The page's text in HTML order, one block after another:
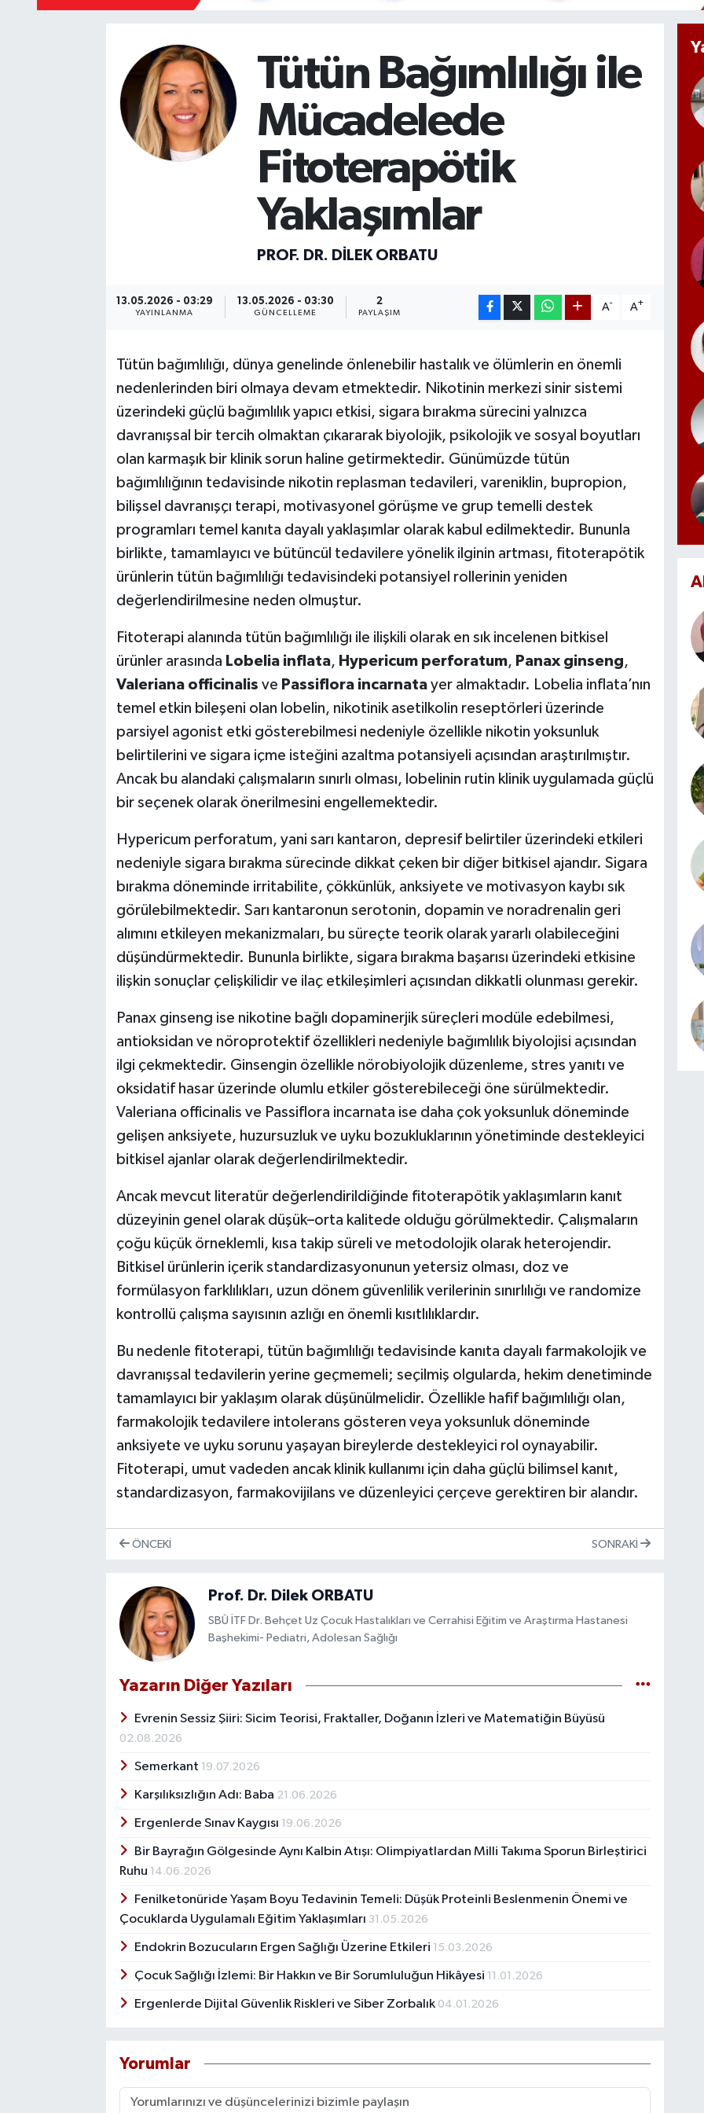
Tütün Bağımlılığı ile
Mücadelede
Fitoterapötik
Yaklaşımlar
PROF. DR. DILEK ORBATU
13.05.2026 - 03:29
YAYINLANMA
13.05.2026 - 03:30
GÜNCELLEME
2
PAYLAŞIM
A- A+
Tütün bağımlılığı, dünya genelinde önlenebilir hastalık ve ölümlerin en önemli
nedenlerinden biri olmaya devam etmektedir. Nikotinin merkezi sinir sistemi
üzerindeki güçlü bağımlılık yapıcı etkisi, sigara bırakma sürecini yalnızca
davranışsal bir tercih olmaktan çıkararak biyolojik, psikolojik ve sosyal boyutları
olan karmaşık bir klinik sorun haline getirmektedir. Günümüzde tütün
bağımlılığının tedavisinde nikotin replasman tedavileri, vareniklin, bupropion,
bilişsel davranışçı terapi, motivasyonel görüşme ve grup temelli destek
programları temel kanıta dayalı yaklaşımlar olarak kabul edilmektedir. Bununla
birlikte, tamamlayıcı ve bütüncül tedavilere yönelik ilginin artması, fitoterapötik
ürünlerin tütün bağımlılığı tedavisindeki potansiyel rollerinin yeniden
değerlendirilmesine neden olmuştur.
Fitoterapi alanında tütün bağımlılığı ile ilişkili olarak en sık incelenen bitkisel
ürünler arasında Lobelia inflata, Hypericum perforatum, Panax ginseng,
Valeriana officinalis ve Passiflora incarnatayer almaktadır. Lobelia inflata’nın
temel etkin bileşeni olan lobelin, nikotinik asetilkolin reseptörleri üzerinde
parsiyel agonist etki gösterebilmesi nedeniyle özellikle nikotin yoksunluk
belirtilerini ve sigara içme isteğini azaltma potansiyeli açısından araştırılmıştır.
Ancak bu alandaki çalışmaların sınırlı olması, lobelinin rutin klinik uygulamada güçlü
bir seçenek olarak önerilmesini engellemektedir.
Hypericum perforatum, yani sarı kantaron, depresif belirtiler üzerindeki etkileri
nedeniyle sigara bırakma sürecinde dikkat çeken bir diğer bitkisel ajandır. Sigara
bırakma döneminde irritabilite, çökkünlük, anksiyete ve motivasyon kaybı sık
görülebilmektedir. Sarı kantaronun serotonin, dopamin ve noradrenalin geri
alımını etkileyen mekanizmaları, bu süreçte teorik olarak yararlı olabileceğini
düşündürmektedir. Bununla birlikte, sigara bırakma başarısı üzerindeki etkisine
ilişkin sonuçlar çelişkilidir ve ilaç etkileşimleri açısından dikkatli olunması gerekir.
Panax ginseng ise nikotine bağlı dopaminerjik süreçleri modüle edebilmesi,
antioksidan ve nöroprotektif özellikleri nedeniyle bağımlılık biyolojisi açısından
ilgi çekmektedir. Ginsengin özellikle nörobiyolojik düzenleme, stres yanıtı ve
oksidatif hasar üzerinde olumlu etkiler gösterebileceği öne sürülmektedir.
Valeriana officinalis ve Passiflora incarnata ise daha çok yoksunluk döneminde
gelişen anksiyete, huzursuzluk ve uyku bozukluklarının yönetiminde destekleyici
bitkisel ajanlar olarak değerlendirilmektedir.
Ancak mevcut literatür değerlendirildiğinde fitoterapötik yaklaşımların kanıt
düzeyinin genel olarak düşük–orta kalitede olduğu görülmektedir. Çalışmaların
çoğu küçük örneklemli, kısa takip süreli ve metodolojik olarak heterojendir.
Bitkisel ürünlerin içerik standardizasyonunun yetersiz olması, doz ve
formülasyon farklılıkları, uzun dönem güvenlilik verilerinin sınırlılığı ve randomize
kontrollü çalışma sayısının azlığı en önemli kısıtlılıklardır.
Bu nedenle fitoterapi, tütün bağımlılığı tedavisinde kanıta dayalı farmakolojik ve
davranışsal tedavilerin yerine geçmemeli; seçilmiş olgularda, hekim denetiminde
tamamlayıcı bir yaklaşım olarak düşünülmelidir. Özellikle hafif bağımlılığı olan,
farmakolojik tedavilere intolerans gösteren veya yoksunluk döneminde
anksiyete ve uyku sorunu yaşayan bireylerde destekleyici rol oynayabilir.
Fitoterapi, umut vadeden ancak klinik kullanımı için daha güçlü bilimsel kanıt,
standardizasyon, farmakovijilans ve düzenleyici çerçeve gerektiren bir alandır.
ÖNCEKI SONRAKI
Prof. Dr. Dilek ORBATU
SBÜ İTF Dr. Behçet Uz Çocuk Hastalıkları ve Cerrahisi Eğitim ve Araştırma Hastanesi
Başhekimi- Pediatri, Adolesan Sağlığı
Yazarın Diğer Yazıları
Evrenin Sessiz Şiiri: Sicim Teorisi, Fraktaller, Doğanın İzleri ve Matematiğin Büyüsü
02.08.2026
Semerkant 19.07.2026
Karşılıksızlığın Adı: Baba 21.06.2026
Ergenlerde Sınav Kaygısı 19.06.2026
Bir Bayrağın Gölgesinde Aynı Kalbin Atışı: Olimpiyatlardan Milli Takıma Sporun Birleştirici
Ruhu 14.06.2026
Fenilketonüride Yaşam Boyu Tedavinin Temeli: Düşük Proteinli Beslenmenin Önemi ve
Çocuklarda Uygulamalı Eğitim Yaklaşımları 31.05.2026
Endokrin Bozucuların Ergen Sağlığı Üzerine Etkileri 15.03.2026
Çocuk Sağlığı İzlemi: Bir Hakkın ve Bir Sorumluluğun Hikâyesi 11.01.2026
Ergenlerde Dijital Güvenlik Riskleri ve Siber Zorbalık 04.01.2026
Yorumlar